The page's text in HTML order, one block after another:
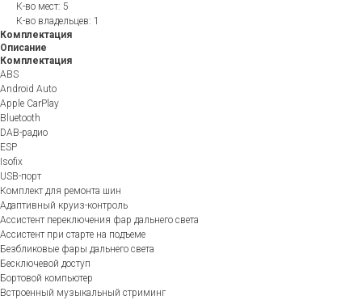
К-во мест: 5
К-во владельцев: 1
Комплектация
Описание
Комплектация
ABS
Android Auto
Apple CarPlay
Bluetooth
DAB-радио
ESP
Isofix
USB-порт
Комплект для ремонта шин
Адаптивный круиз-контроль
Ассистент переключения фар дальнего света
Ассистент при старте на подъеме
Безбликовые фары дальнего света
Бесключевой доступ
Бортовой компьютер
Встроенный музыкальный стриминг